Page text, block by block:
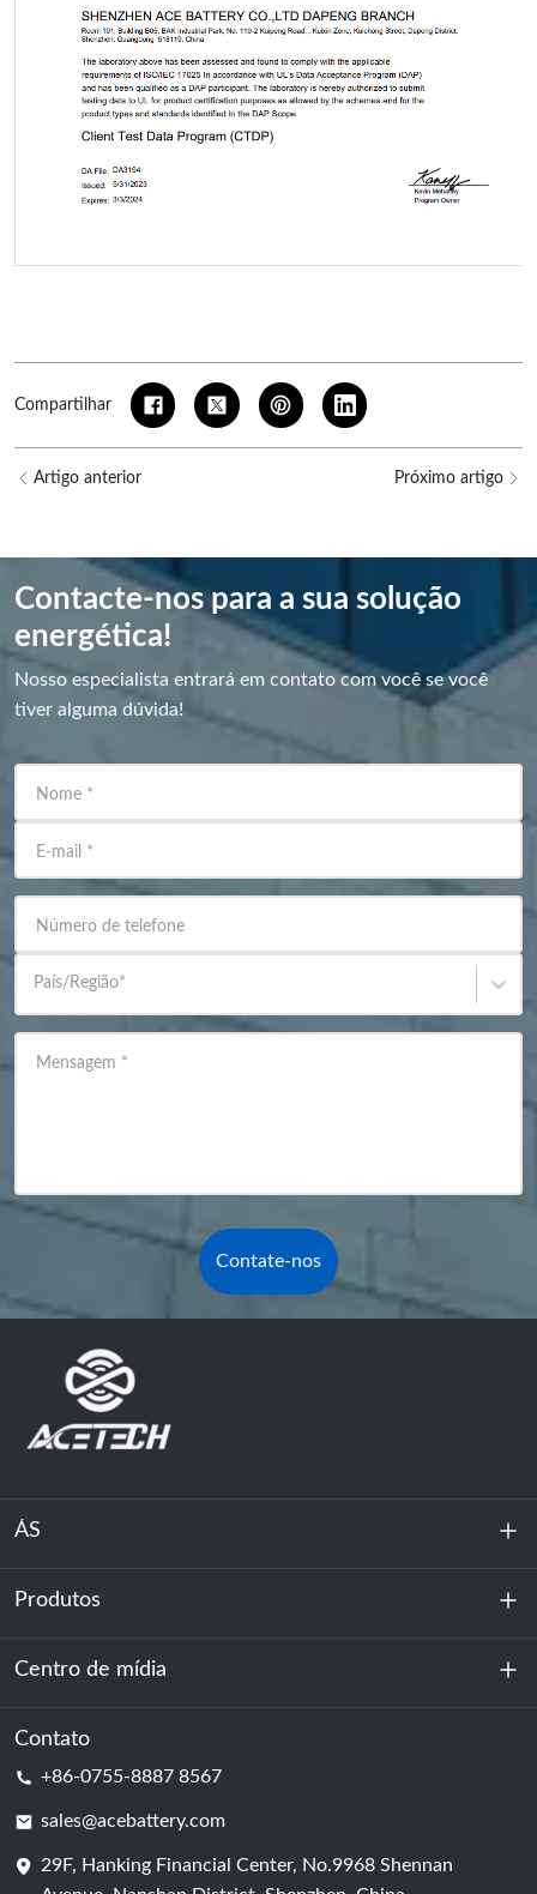
Compartilhar
Artigo anterior Próximo artigo
Contacte-nos para a sua solução
energética!
Nosso especialista entrará em contato com você se você
tiver alguma dúvida!
Nome *
E-mail *
Número de telefone
País/Região*
Mensagem *
Contate-nos
ÁS
Sobre nós
Sustentabilidade
Produtos
Armazenamento de energia
Centro de dados e sala de servidores
Célula de bateria
Centro de mídia
Notícias
Contato
+86-0755-8887 8567
sales@acebattery.com
29F, Hanking Financial Center, No.9968 Shennan